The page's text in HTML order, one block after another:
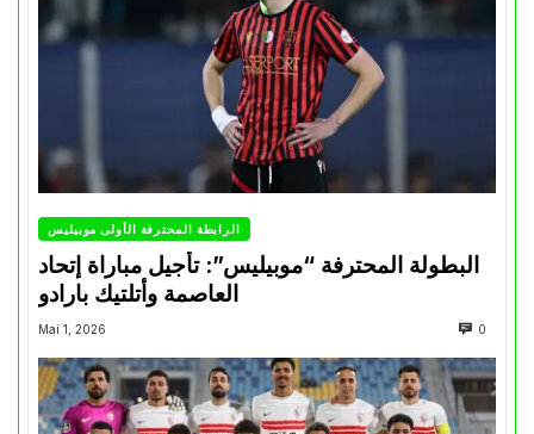
الرابطة المحترفة الأولى موبيليس
البطولة المحترفة “موبيليس”: تأجيل مباراة إتحاد
العاصمة وأتلتيك بارادو
Mai 1, 2026 0